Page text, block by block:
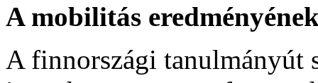
A mobilitás
A finnországi tanulmányút